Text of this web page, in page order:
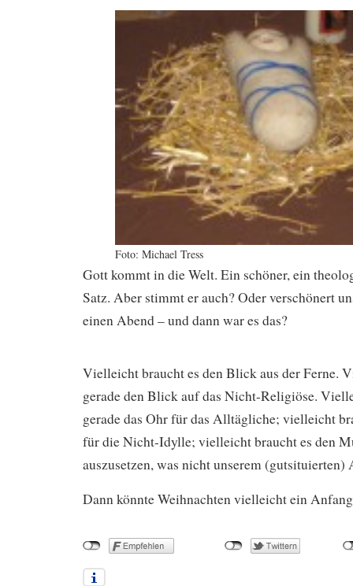
Foto: Michael Tress
Gott kommt in die Welt. Ein schöner, ein
Satz. Aber stimmt er auch? Oder verschönert
einen Abend – und dann war es das?
Vielleicht braucht es den Blick aus der Ferne.
gerade den Blick auf das Nicht-Religiöse.
gerade das Ohr für das Alltägliche; vielleicht
für die Nicht-Idylle; vielleicht braucht es den
auszusetzen, was nicht unserem
Dann könnte Weihnachten vielleicht ein